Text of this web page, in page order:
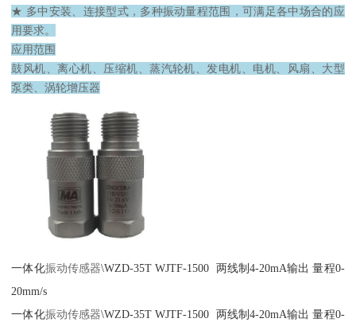
★ 多中安装、连接型式，多种振动量程范围，可满足各中场合的应
用要求。
应用范围
鼓风机、离心机、压缩机、蒸汽轮机、发电机、电机、风扇、大型
泵类、涡轮增压器
一体化振动传感器\WZD-35T WJTF-1500 两线制4-20mA输出 量程0-
20mm/s
一体化振动传感器\WZD-35T WJTF-1500 两线制4-20mA输出 量程0-